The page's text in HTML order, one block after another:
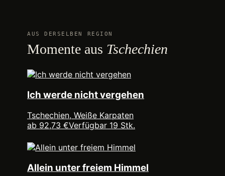
AUS DERSELBEN REGION
Momente aus Tschechien
Ich werde nicht vergehen
Tschechien, Weiße Karpaten
ab 92,73 €Verfügbar 19 Stk.
Allein unter freiem Himmel